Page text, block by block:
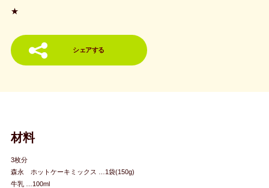
★
シェアする
材料
3枚分
森永 ホットケーキミックス …1袋(150g)
牛乳 …100ml